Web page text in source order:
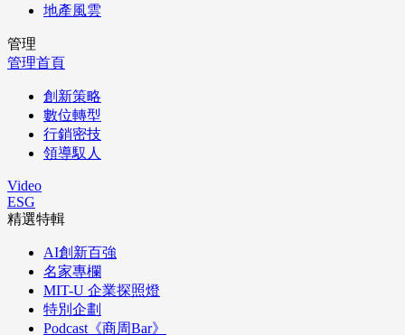
地產風雲
管理
管理首頁
創新策略
數位轉型
行銷密技
領導馭人
Video
ESG
精選特輯
AI創新百強
名家專欄
MIT-U 企業探照燈
特別企劃
Podcast《商周Bar》